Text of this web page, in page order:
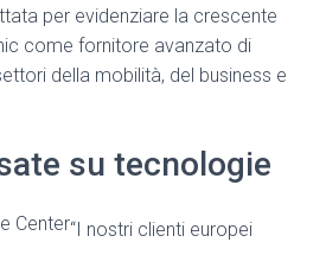
per evidenziare la crescente
come fornitore avanzato di
della mobilità, del business e
su tecnologie
“I nostri clienti europei